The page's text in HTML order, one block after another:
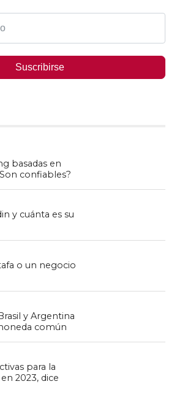
Suscribirse
basadas en
confiables?
y cuánta es su
o un negocio
y Argentina
común
para la
2023, dice